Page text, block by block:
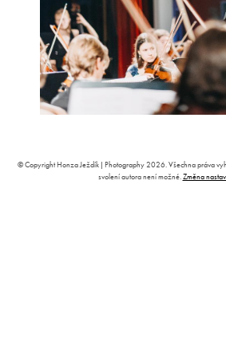
© Copyright Honza Ježdík | Photography 2026. Všechna práva
svolení autora není možné.Změna